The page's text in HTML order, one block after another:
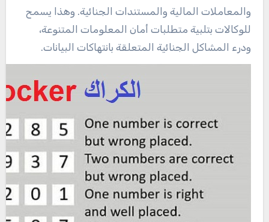
والمعاملات المالية والمستندات الجنائية. وهذا يسمح
للوكالات بتلبية متطلبات أمان المعلومات المتنوعة،
ودرء المشاكل الجنائية المتعلقة بانتهاكات البيانات.